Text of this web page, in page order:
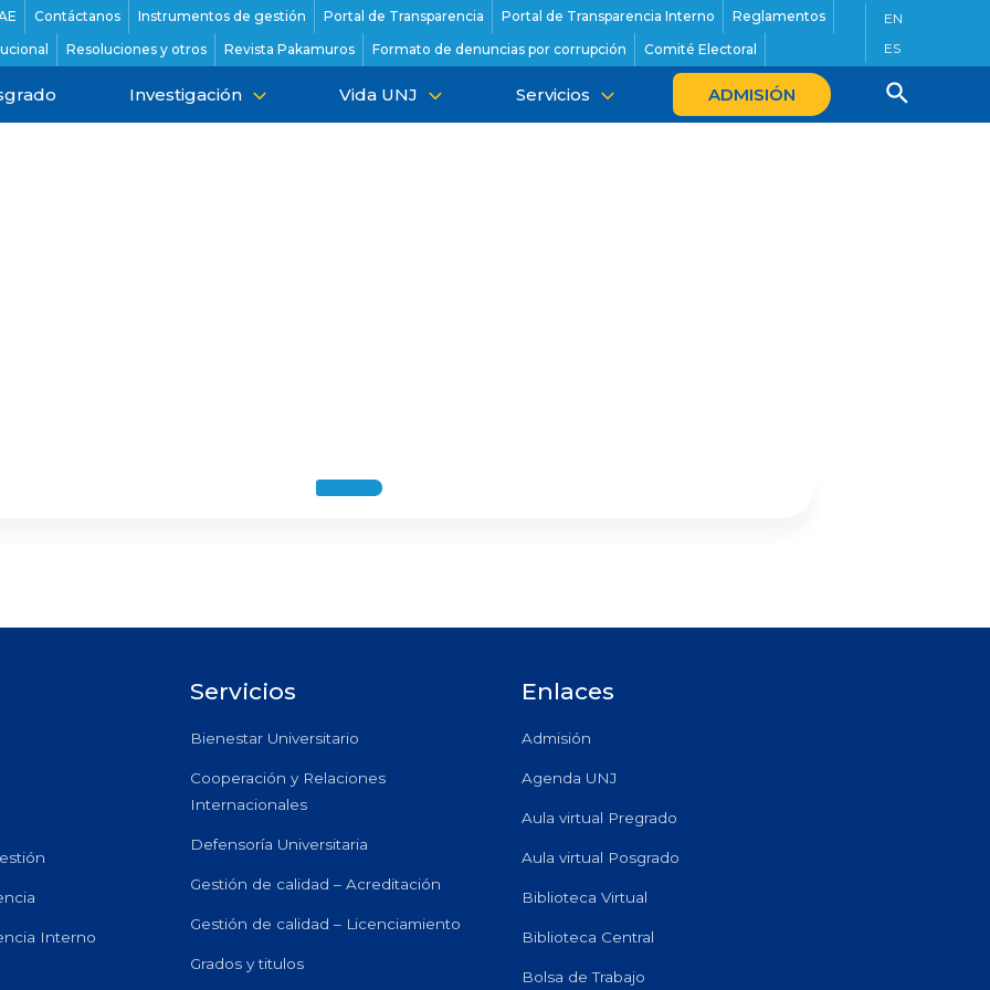
Contáctanos Instrumentos de gestión Portal de Transparencia Portal de Transparencia Interno
Reglamentos
Resoluciones y otros Revista Pakamuros Formato de denuncias por corrupción Comité Electoral
EN
ES
Investigación Vida UNJ Servicios ADMISIÓN
Interno
Servicios
Bienestar Universitario
Cooperación y Relaciones
Internacionales
Defensoría Universitaria
Gestión de calidad – Acreditación
Gestión de calidad – Licenciamiento
Grados y titulos
Enlaces
Admisión
Agenda UNJ
Aula virtual Pregrado
Aula virtual Posgrado
Biblioteca Virtual
Biblioteca Central
Bolsa de Trabajo